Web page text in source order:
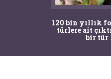
120 bin yıllık
türlere ait
bir tür